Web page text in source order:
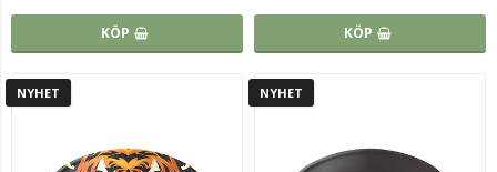
KÖP KÖP
NYHET NYHET